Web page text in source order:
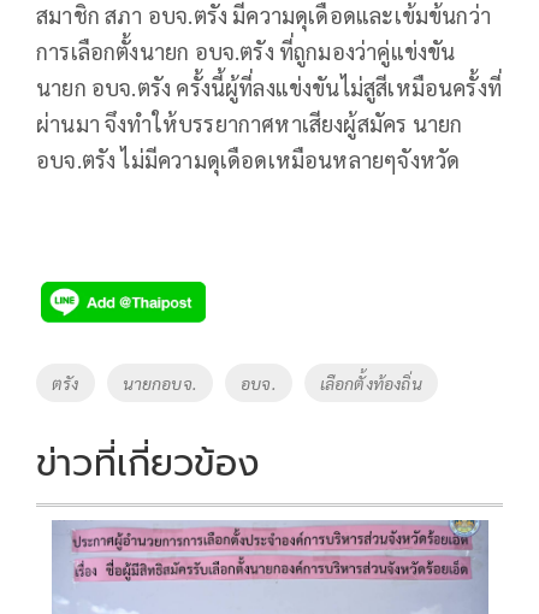
สมาชิก สภา อบจ.ตรัง มีความดุเดือดและเข้มข้นกว่า
การเลือกตั้งนายก อบจ.ตรัง ที่ถูกมองว่าคู่แข่งขัน
นายก อบจ.ตรัง ครั้งนี้ผู้ที่ลงแข่งขันไม่สูสีเหมือนครั้งที่
ผ่านมา จึงทำให้บรรยากาศหาเสียงผู้สมัคร นายก
อบจ.ตรัง ไม่มีความดุเดือดเหมือนหลายๆจังหวัด
Tags
ตรัง นายกอบจ. อบจ. เลือกตั้งท้องถิ่น
ข่าวที่เกี่ยวข้อง